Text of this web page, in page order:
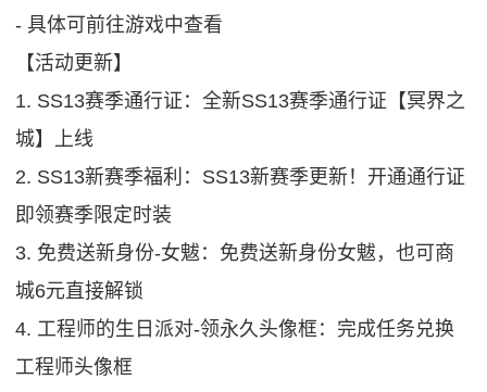
- 具体可前往游戏中查看
【活动更新】
1. SS13赛季通行证：全新SS13赛季通行证【冥界之
城】上线
2. SS13新赛季福利：SS13新赛季更新！开通通行证
即领赛季限定时装
3. 免费送新身份-女魃：免费送新身份女魃，也可商
城6元直接解锁
4. 工程师的生日派对-领永久头像框：完成任务兑换
工程师头像框